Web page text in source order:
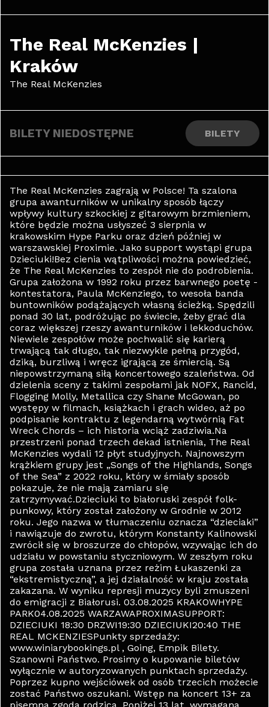
The Real McKenzies |
Kraków
The Real McKenzies
BILETY NIEDOSTĘPNE BILETY
The Real McKenzies zagrają w Polsce! Ta szalona
grupa awanturników w unikalny sposób łączy
wpływy kultury szkockiej z gitarowym brzmieniem,
które będzie można usłyszeć 3 sierpnia w
krakowskim Hype Parku oraz dzień później w
warszawskiej Proximie. Jako support wystąpi grupa
Dzieciuki!Bez cienia wątpliwości można powiedzieć,
że The Real McKenzies to zespół nie do podrobienia.
Grupa założona w 1992 roku przez barwnego poetę -
kontestatora, Paula McKenziego, to wesoła banda
buntowników podążających własną ścieżką. Spędzili
ponad 30 lat, podróżując po świecie, żeby grać dla
coraz większej rzeszy awanturników i lekkoduchów.
Niewiele zespołów może pochwalić się karierą
trwającą tak długo, tak niezwykle pełną przygód,
dziką, burzliwą i wręcz igrającą ze śmiercią. Są
niepowstrzymaną siłą koncertowego szaleństwa. Od
dzielenia sceny z takimi zespołami jak NOFX, Rancid,
Flogging Molly, Metallica czy Shane McGowan, po
występy w filmach, książkach i grach wideo, aż po
podpisanie kontraktu z legendarną wytwórnią Fat
Wreck Chords – ich historia wciąż zadziwia.Na
przestrzeni ponad trzech dekad istnienia, The Real
McKenzies wydali 12 płyt studyjnych. Najnowszym
krążkiem grupy jest „Songs of the Highlands, Songs
of the Sea” z 2022 roku, który w śmiały sposób
pokazuje, że nie mają zamiaru się
zatrzymywać.Dzieciuki to białoruski zespół folk-
punkowy, który został założony w Grodnie w 2012
roku. Jego nazwa w tłumaczeniu oznacza “dzieciaki”
i nawiązuje do zwrotu, którym Konstanty Kalinowski
zwrócił się w broszurze do chłopów, wzywając ich do
udziału w powstaniu styczniowym. W zeszłym roku
grupa została uznana przez reżim Łukaszenki za
“ekstremistyczną”, a jej działalność w kraju została
zakazana. W wyniku represji muzycy byli zmuszeni
do emigracji z Białorusi. 03.08.2025 KRAKOWHYPE
PARK04.08.2025 WARZAWAPROXIMASUPPORT:
DZIECIUKI 18:30 DRZWI19:30 DZIECIUKI20:40 THE
REAL MCKENZIESPunkty sprzedaży:
www.winiarybookings.pl , Going, Empik Bilety.
Szanowni Państwo. Prosimy o kupowanie biletów
wyłącznie w autoryzowanych punktach sprzedaży.
Poprzez kupno wejściówek od osób trzecich możecie
zostać Państwo oszukani. Wstęp na koncert 13+ za